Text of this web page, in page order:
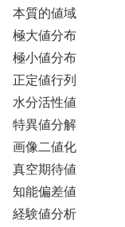
本質的値域
極大値分布
極小値分布
正定値行列
水分活性値
特異値分解
画像二値化
真空期待値
知能偏差値
経験値分析